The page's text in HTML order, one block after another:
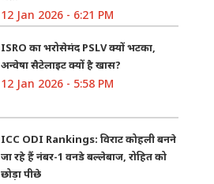
12 Jan 2026 - 6:21 PM
ISRO का भरोसेमंद PSLV क्यों भटका,
अन्वेषा सैटेलाइट क्यों है खास?
12 Jan 2026 - 5:58 PM
ICC ODI Rankings: विराट कोहली बनने
जा रहे हैं नंबर-1 वनडे बल्लेबाज, रोहित को
छोड़ा पीछे